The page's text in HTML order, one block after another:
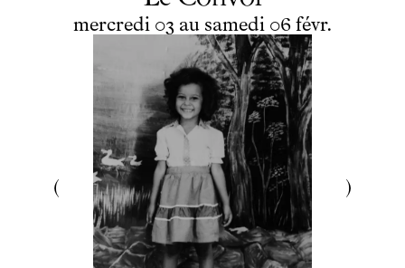
du
mercredi
mercredi 03 au au
samedi
samedi 06 février
févr.